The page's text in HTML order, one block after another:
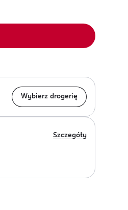
Wybierz drogerię
Szczegóły